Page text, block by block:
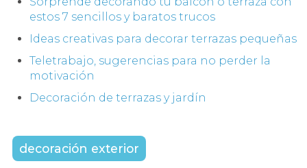
estos 7 sencillos y baratos trucos
Ideas creativas para decorar terrazas pequeñas
Teletrabajo, sugerencias para no perder la
motivación
Decoración de terrazas y jardín
decoración exterior